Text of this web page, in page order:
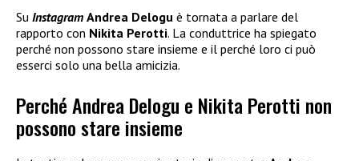
Su Instagram Andrea Delogu è tornata a parlare del
rapporto con Nikita Perotti. La conduttrice ha spiegato
perché non possono stare insieme e il perché loro ci può
esserci solo una bella amicizia.
Perché Andrea Delogu e Nikita Perotti non
possono stare insieme